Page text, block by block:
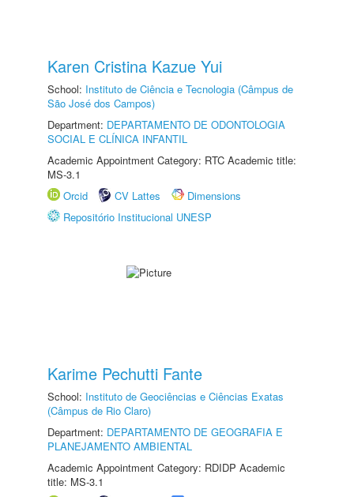
Karen Cristina Kazue Yui
School: Instituto de Ciência e Tecnologia (Câmpus de
São José dos Campos)
Department: DEPARTAMENTO DE ODONTOLOGIA
SOCIAL E CLÍNICA INFANTIL
Academic Appointment Category: RTC Academic title:
MS-3.1
Orcid
CV Lattes
Dimensions
Repositório Institucional UNESP
Karime Pechutti Fante
School: Instituto de Geociências e Ciências Exatas
(Câmpus de Rio Claro)
Department: DEPARTAMENTO DE GEOGRAFIA E
PLANEJAMENTO AMBIENTAL
Academic Appointment Category: RDIDP Academic
title: MS-3.1